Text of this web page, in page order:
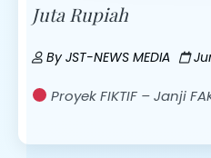
Juta Rupiah
By JST-NEWS MEDIA
Proyek FIKTIF – Janji